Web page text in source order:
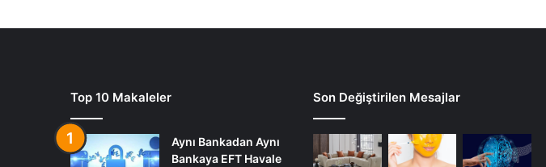
Top 10 Makaleler
Aynı Bankadan Aynı
Bankaya EFT Havale
Son Değiştirilen Mesajlar